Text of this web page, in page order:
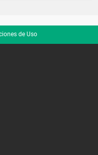
de Uso